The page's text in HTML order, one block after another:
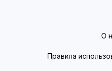
О
Правила